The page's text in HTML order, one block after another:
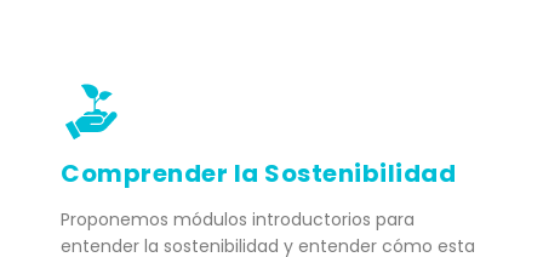
Comprender la Sostenibilidad
Proponemos módulos introductorios para
entender la sostenibilidad y entender cómo esta